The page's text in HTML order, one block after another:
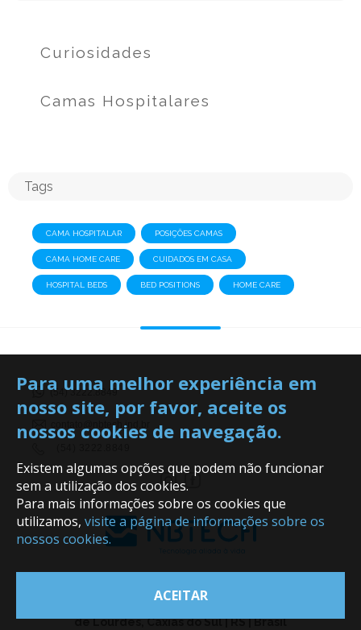
Curiosidades
Camas Hospitalares
Tags
CAMA HOSPITALAR POSIÇÕES CAMAS
CAMA HOME CARE CUIDADOS EM CASA
HOSPITAL BEDS BED POSITIONS HOME CARE
(54) 3222.8849
contato@nbtech.ind.br
de Lourdes, Caxias do Sul | RS | Brasil
Para uma melhor experiência em
nosso site, por favor, aceite os
nossos cookies de navegação.
Existem algumas opções que podem não funcionar
sem a utilização dos cookies.
Para mais informações sobre os cookies que
utilizamos, visite a página de informações sobre os
nossos cookies.
ACEITAR